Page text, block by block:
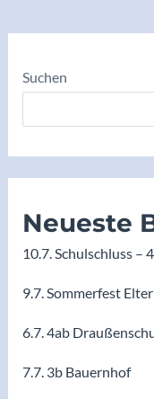
Suchen
Neueste
10.7. Schulschluss –
9.7. Sommerfest
6.7. 4ab
7.7. 3b Bauernhof